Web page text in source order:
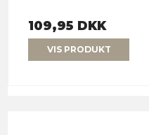
109,95 DKK
VIS PRODUKT